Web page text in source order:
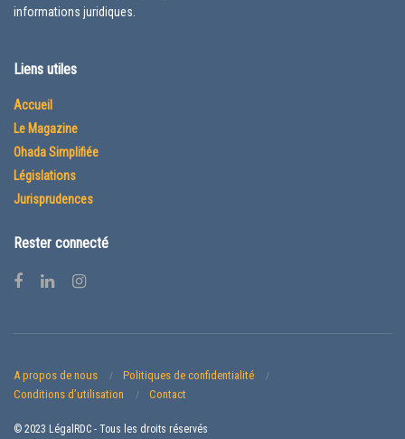
informations juridiques.
Liens utiles
Accueil
Le Magazine
Ohada Simplifiée
Législations
Jurisprudences
Rester connecté
A propos de nous
Politiques de confidentialité
Conditions d’utilisation
Contact
© 2023 LégalRDC - Tous les droits réservés